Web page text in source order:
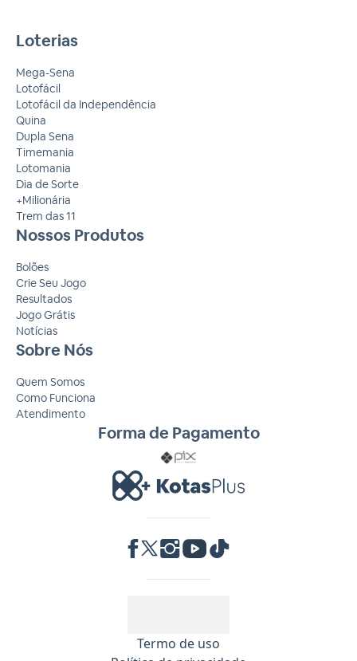
Loterias
Mega-Sena
Lotofácil
Lotofácil da Independência
Quina
Dupla Sena
Timemania
Lotomania
Dia de Sorte
+Milionária
Trem das 11
Nossos Produtos
Bolões
Crie Seu Jogo
Resultados
Jogo Grátis
Notícias
Sobre Nós
Quem Somos
Como Funciona
Atendimento
Forma de Pagamento
Termo de uso